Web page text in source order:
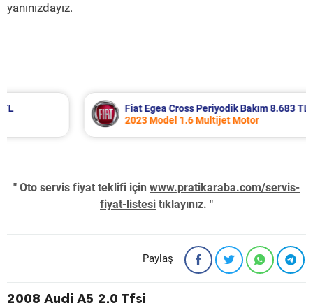
yanınızdayız.
Fiat Egea Cross Periyodik Bakım 8.683 TL
2023 Model 1.6 Multijet Motor
" Oto servis fiyat teklifi için www.pratikaraba.com/servis-
fiyat-listesi tıklayınız. "
Paylaş
2008 Audi A5 2.0 Tfsi